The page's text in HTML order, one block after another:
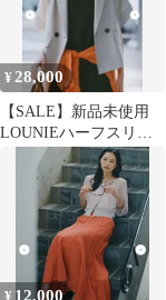
¥ 28,000
【SALE】新品未使用
LOUNIEハーフスリー
ブジャケットベージュS
お値下げ
¥ 12,000